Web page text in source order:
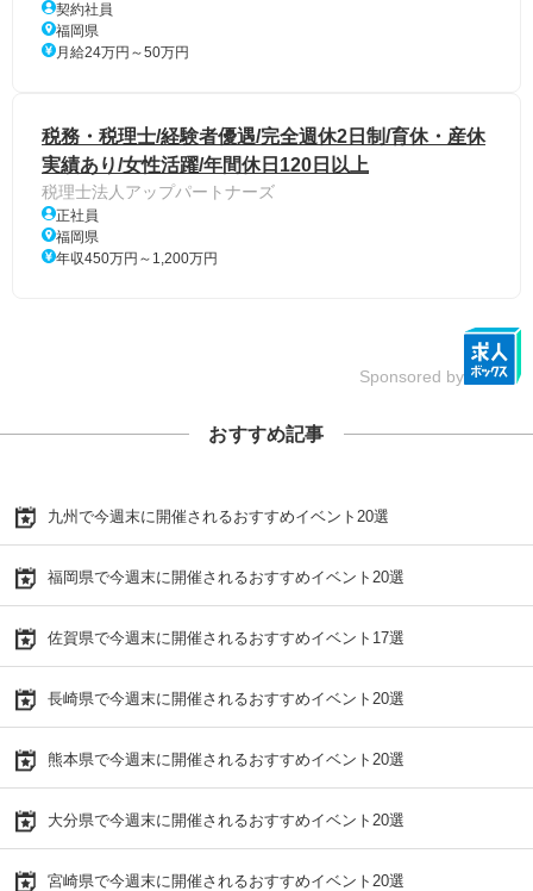
契約社員
福岡県
月給24万円～50万円
税務・税理士/経験者優遇/完全週休2日制/育休・産休
実績あり/女性活躍/年間休日120日以上
税理士法人アップパートナーズ
正社員
福岡県
年収450万円～1,200万円
Sponsored by
おすすめ記事
九州で今週末に開催されるおすすめイベント20選
福岡県で今週末に開催されるおすすめイベント20選
佐賀県で今週末に開催されるおすすめイベント17選
長崎県で今週末に開催されるおすすめイベント20選
熊本県で今週末に開催されるおすすめイベント20選
大分県で今週末に開催されるおすすめイベント20選
宮崎県で今週末に開催されるおすすめイベント20選